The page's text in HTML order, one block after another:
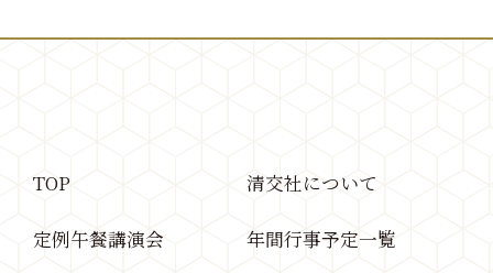
TOP 清交社について
定例午餐講演会 年間行事予定一覧